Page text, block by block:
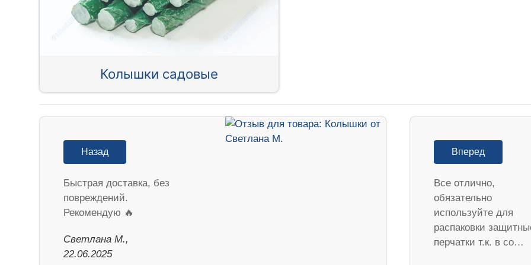
Колышки садовые
Назад
Быстрая доставка, без
повреждений.
Рекомендую 🔥
Светлана М.,
22.06.2025
Вперед
Все отлично,
обязательно
используйте для
распаковки
перчатки т.к. в со…